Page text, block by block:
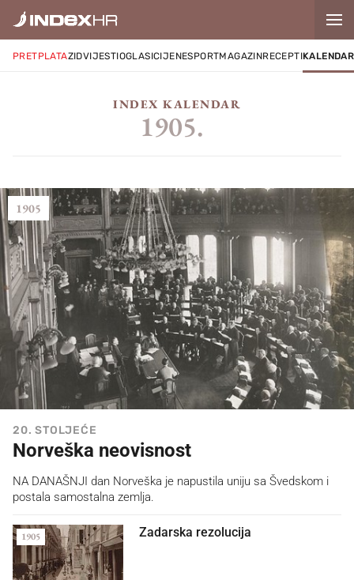
PRETPLATAZIDVIJESTIOGLASICIJENESPORTMAGAZINRECEPTIKALENDAR
INDEX KALENDAR
1905.
20. STOLJEĆE
Norveška neovisnost
1905
NA DANAŠNJI dan Norveška je napustila uniju sa Švedskom i
postala samostalna zemlja.
Zadarska rezolucija
1905